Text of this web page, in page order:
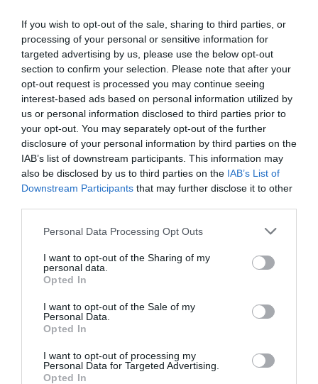
If you wish to opt-out of the sale, sharing to third parties, or
processing of your personal or sensitive information for
targeted advertising by us, please use the below opt-out
section to confirm your selection. Please note that after your
opt-out request is processed you may continue seeing
interest-based ads based on personal information utilized by
us or personal information disclosed to third parties prior to
your opt-out. You may separately opt-out of the further
disclosure of your personal information by third parties on the
IAB’s list of downstream participants. This information may
also be disclosed by us to third parties on the IAB’s List of
Downstream Participants that may further disclose it to other
Personal Data Processing Opt Outs
I want to opt-out of the Sharing of my
personal data.
Opted In
I want to opt-out of the Sale of my
Personal Data.
Opted In
I want to opt-out of processing my
Personal Data for Targeted Advertising.
Opted In
On ne le croyait pas revenir au score dans une
rencontre engagée. Les Aigles de Mali ont imposé
leur physique et leur solidarité pour garder le tableau
d’affichage jusqu’à la 86è minute. Mustapha Yatabaré
récupère le ballon au niveau du rond central avant de
décaler son frère, Sambou, sur la droite. Ce dernier
envoie un centre précis en direction du deuxième
poteau où Sako place une superbe volée du gauche!
Le coaching payant de Renard!
Son entrée a fait beaucoup de bien aux siens. Déjà à la
51è minute, Max-Alain Gradel, le milieu offensif de
Saint-Etienne, a adressé un centre du pied. Au niveau
du point de penalty, Wilfried Bony tente de prendre
Diakité à contre-pied d’une tête placée mais le ballon
passe de peu à côté du but!